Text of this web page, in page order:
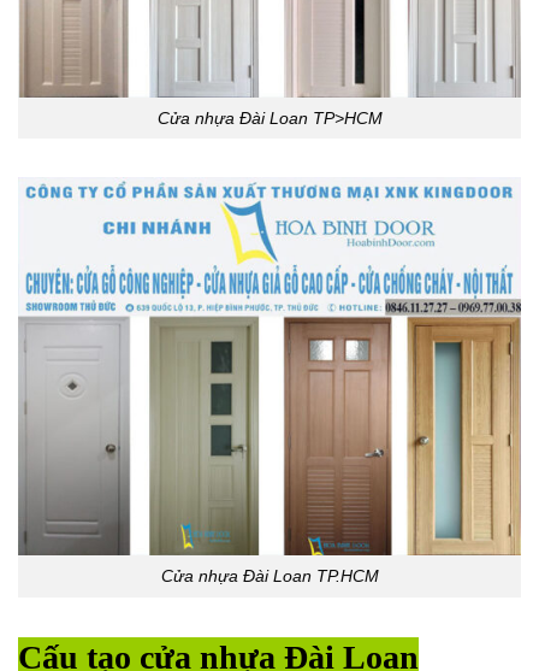
Cửa nhựa Đài Loan TP>HCM
Cửa nhựa Đài Loan TP.HCM
Cấu tạo cửa nhựa Đài Loan